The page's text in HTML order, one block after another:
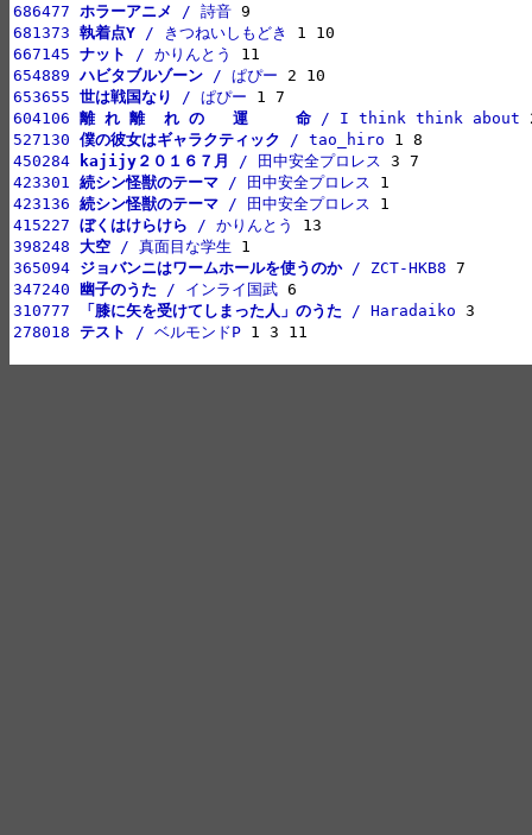
686477 ホラーアニメ / 詩音
681373 執着点Y / きつねいしもどき
667145 ナット / かりんとう
654889 ハビタブルゾーン / ぱぴー
653655 世は戦国なり / ぱぴー
604106 離 れ 離  れ の   運     命 / I think think about
527130 僕の彼女はギャラクティック / tao_hiro
450284
kajijy２０１６７月 / 田中安全プロレス
423301 続シン怪獣のテーマ / 田中安全プロレス
423136 続シン怪獣のテーマ / 田中安全プロレス
415227 ぼくはけらけら / かりんとう
398248 大空 / 真面目な学生
365094 ジョバンニはワームホールを使うのか / ZCT-HKB8
347240
幽子のうた / インライ国武
310777
「膝に矢を受けてしまった人」のうた / Haradaiko
278018 テスト / ベルモンドP 1 3 11